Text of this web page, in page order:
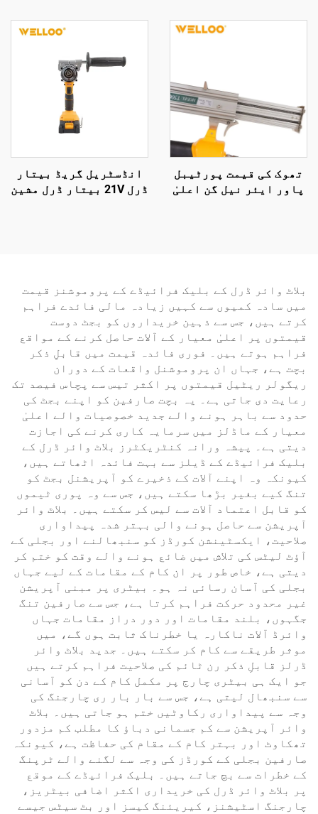
وائرلیس اینگل
گرائنڈر کٹنگ اور پالش
منتقلی 100 لیٹر/منٹ،
1300 ویٹ بجلی سے چلنے
والا ایئر کولڈ کمپریسر
تھوک کی قیمت پورٹیبل
پاور ایئر نیل گن اعلیٰ
انڈسٹریل گریڈ بیتار
ڈرل 21V بیتار ڈرل مشین
بلاٹ وائر ڈرل کے بلیک فرائیڈے کے پروموشنز قیمت
میں سادہ کمیوں سے کہیں زیادہ مالی فائدے فراہم
کرتے ہیں، جس سے ذہین خریداروں کو بجٹ دوست
قیمتوں پر اعلیٰ معیار کے آلات حاصل کرنے کے مواقع
فراہم ہوتے ہیں۔ فوری فائدہ قیمت میں قابلِ ذکر
بچت ہے، جہاں ان پروموشنل واقعات کے دوران
ریگولر ریٹیل قیمتوں پر اکثر تیس سے پچاس فیصد تک
رعایت دی جاتی ہے۔ یہ بچت صارفین کو اپنے بجٹ کی
حدود سے باہر ہونے والے جدید خصوصیات والے اعلیٰ
معیار کے ماڈلز میں سرمایہ کاری کرنے کی اجازت
دیتی ہے۔ پیشہ ورانہ کنٹریکٹرز بلاٹ وائر ڈرل کے
بلیک فرائیڈے کے ڈیلز سے بہت فائدہ اٹھاتے ہیں،
کیونکہ وہ اپنے آلات کے ذخیرے کو آپریشنل بجٹ کو
تنگ کیے بغیر بڑھا سکتے ہیں، جس سے وہ پوری ٹیموں
کو قابل اعتماد آلات سے لیس کر سکتے ہیں۔ بلاٹ وائر
آپریشن سے حاصل ہونے والی بہتر شدہ پیداواری
صلاحیت، ایکسٹینشن کورڈز کو سنبھالنے اور بجلی کے
آؤٹ لیٹس کی تلاش میں ضائع ہونے والے وقت کو ختم کر
دیتی ہے، خاص طور پر ان کام کے مقامات کے لیے جہاں
بجلی کی آسان رسائی نہ ہو۔ بیٹری پر مبنی آپریشن
غیر محدود حرکت فراہم کرتا ہے، جس سے صارفین تنگ
جگہوں، بلند مقامات اور دور دراز مقامات جہاں
وائرڈ آلات ناکارہ یا خطرناک ثابت ہوں گے، میں
موثر طریقے سے کام کر سکتے ہیں۔ جدید بلاٹ وائر
ڈرلز قابلِ ذکر رن ٹائم کی صلاحیت فراہم کرتے ہیں
جو ایک ہی بیٹری چارج پر مکمل کام کے دن کو آسانی
سے سنبھال لیتی ہے، جس سے بار بار ری چارجنگ کی
وجہ سے پیداواری رکاوٹیں ختم ہو جاتی ہیں۔ بلاٹ
وائر آپریشن سے کم جسمانی دباؤ کا مطلب کم مزدور
تھکاوٹ اور بہتر کام کے مقام کی حفاظت ہے، کیونکہ
صارفین بجلی کے کورڈز کی وجہ سے لگنے والے ٹرپنگ
کے خطرات سے بچ جاتے ہیں۔ بلیک فرائیڈے کے موقع
پر بلاٹ وائر ڈرل کی خریداری اکثر اضافی بیٹریز،
چارجنگ اسٹیشنز، کیریئنگ کیسز اور بٹ سیٹس جیسے